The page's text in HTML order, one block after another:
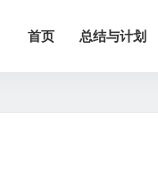
首页 总结与计划